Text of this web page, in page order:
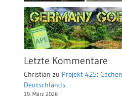
Letzte Kommentare
Christian zu Projekt 425:
Deutschlands
19. März 2026